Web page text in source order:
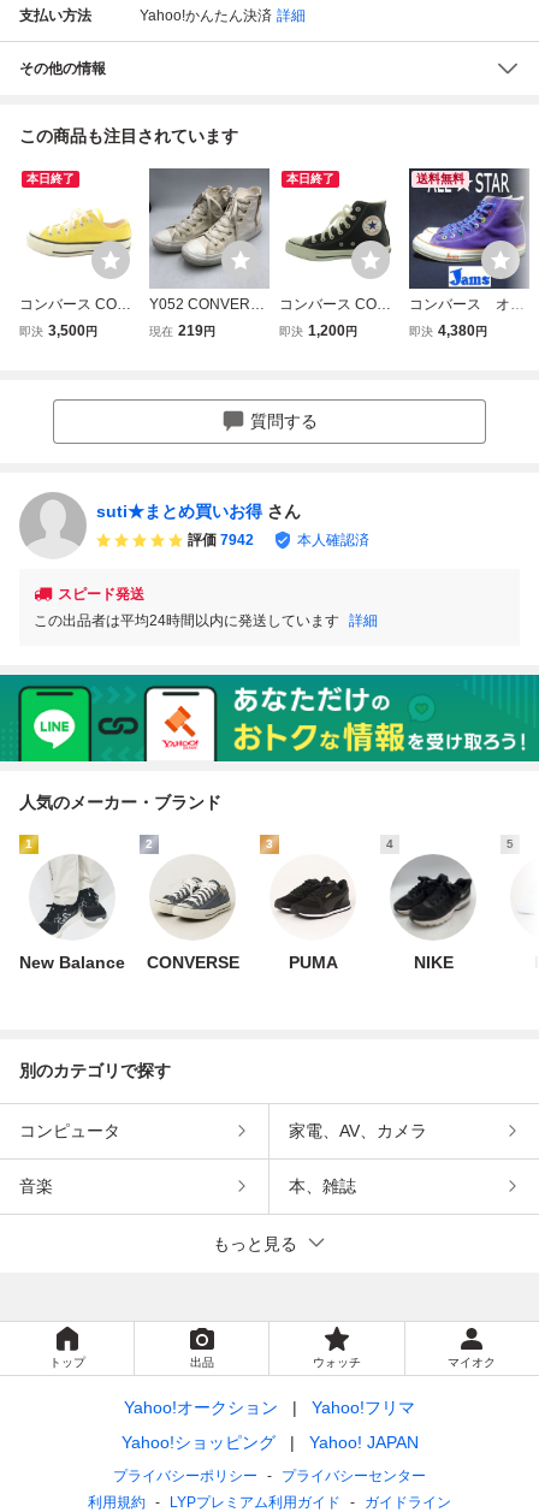
支払い方法 Yahoo!かんたん決済 詳細
その他の情報
この商品も注目されています
本日終了
コンバース CONV
ERSE 日本製 ALL
即決 3,500円
Y052 CONVERSE
コンバース オール
m ホワイト キャン
バス サイドジップ
現在 219円
本日終了
コンバース CONV
ERSE スニーカー
ブラック IB908 /M
I レディース
即決 1,200円
送料無料
コンバース オー
ルスター CONVE
即決 4,380円
質問する
suti★まとめ買いお得 さん
評価 7942 本人確認済
スピード発送
この出品者は平均24時間以内に発送しています 詳細
人気のメーカー・ブランド
1
New Balance
2
CONVERSE
3
PUMA
4
NIKE
5
別のカテゴリで探す
コンピュータ 家電、AV、カメラ
音楽 本、雑誌
もっと見る
トップ 出品 ウォッチ マイオク
Yahoo!オークション
Yahoo!フリマ
Yahoo!ショッピング
Yahoo! JAPAN
プライバシーポリシー
プライバシーセンター
利用規約
LYPプレミアム利用ガイド ガイドライン